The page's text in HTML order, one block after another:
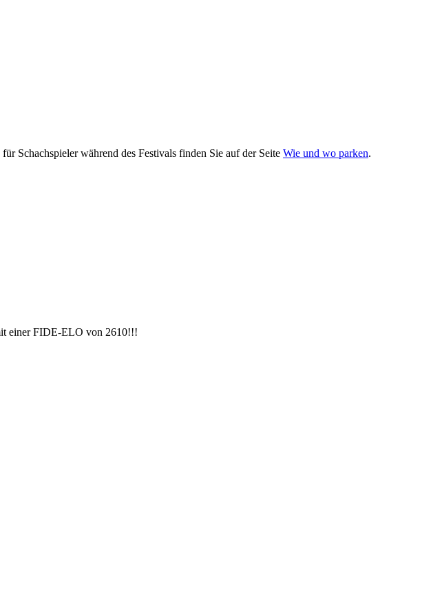
Schachspieler während des Festivals finden Sie auf der Seite Wie und wo parken.
einer FIDE-ELO von 2610!!!